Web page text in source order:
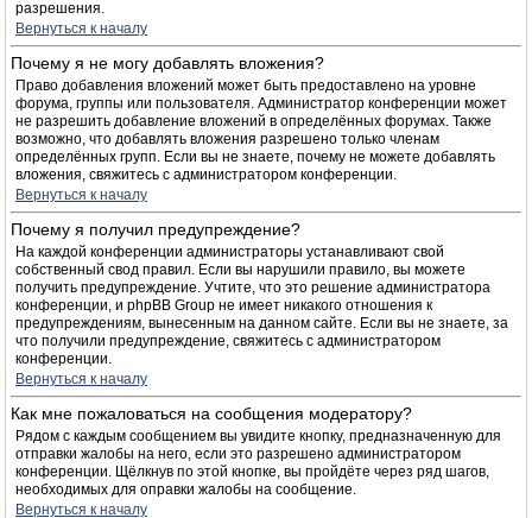
разрешения.
Вернуться к началу
Почему я не могу добавлять вложения?
Право добавления вложений может быть предоставлено на уровне
форума, группы или пользователя. Администратор конференции может
не разрешить добавление вложений в определённых форумах. Также
возможно, что добавлять вложения разрешено только членам
определённых групп. Если вы не знаете, почему не можете добавлять
вложения, свяжитесь с администратором конференции.
Вернуться к началу
Почему я получил предупреждение?
На каждой конференции администраторы устанавливают свой
собственный свод правил. Если вы нарушили правило, вы можете
получить предупреждение. Учтите, что это решение администратора
конференции, и phpBB Group не имеет никакого отношения к
предупреждениям, вынесенным на данном сайте. Если вы не знаете, за
что получили предупреждение, свяжитесь с администратором
конференции.
Вернуться к началу
Как мне пожаловаться на сообщения модератору?
Рядом с каждым сообщением вы увидите кнопку, предназначенную для
отправки жалобы на него, если это разрешено администратором
конференции. Щёлкнув по этой кнопке, вы пройдёте через ряд шагов,
необходимых для оправки жалобы на сообщение.
Вернуться к началу